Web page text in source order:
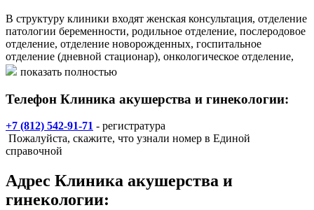
В структуру клиники входят женская консультация, отделение
патологии беременности, родильное отделение, послеродовое
отделение, отделение новорожденных, госпитальное
отделение (дневной стационар), онкологическое отделение,
гинекологическое отделение, отделение вспомогательных
диагностические кабинеты (рентген, УЗИ, функциональная
диагностика), стоматологический кабинет,
физиотерапевтический кабинет.
показать полностью
Телефон Клиника акушерства и гинекологии:
+7 (812) 542-91-71 - регистратура
Пожалуйста, скажите, что узнали номер в Единой
справочной
Адрес Клиника акушерства и
гинекологии: